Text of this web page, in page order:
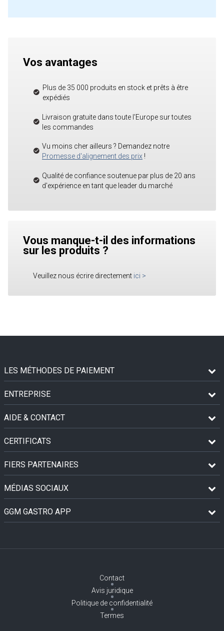
Vos avantages
Plus de 35 000 produits en stock et prêts à être
expédiés
Livraison gratuite dans toute l'Europe sur toutes
les commandes
Vu moins cher ailleurs ? Demandez notre
Promesse d'alignement des prix !
Qualité de confiance soutenue par plus de 20 ans
d'expérience en tant que leader du marché
Vous manque-t-il des informations
sur les produits ?
Veuillez nous écrire directement ici >
LES MÉTHODES DE PAIEMENT
ENTREPRISE
AIDE & CONTACT
CERTIFICATS
FIERS PARTENAIRES
MÉDIAS SOCIAUX
GGM GASTRO APP
Contact
Avis juridique
Politique de confidentialité
Termes